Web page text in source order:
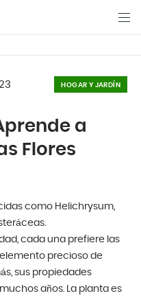
HOGAR Y JARDÍN
a
Flores
como Helichrysum,
cada una prefiere las
precioso de
sus propiedades
años. La planta es